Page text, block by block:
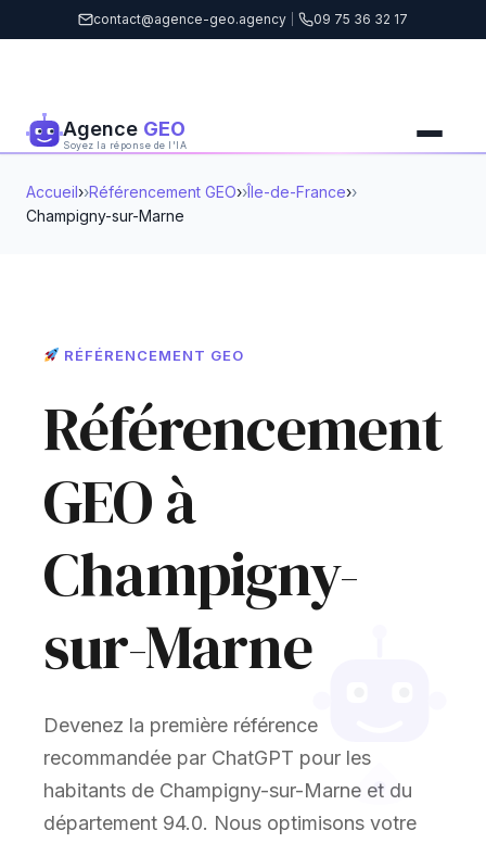
contact@agence-geo.agency 09 75 36 32 17
Agence GEO
Soyez la réponse de l'IA
Accueil› Référencement GEO› Île-de-France›
Champigny-sur-Marne
RÉFÉRENCEMENT GEO
Référencement
GEO à
Champigny-
sur-Marne
Devenez la première référence
recommandée par ChatGPT pour les
habitants de Champigny-sur-Marne et du
département 94.0. Nous optimisons votre